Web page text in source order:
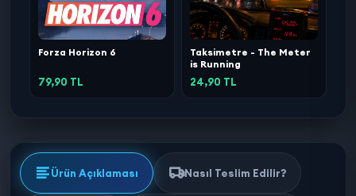
Forza Horizon 6
79,90 TL
Taksimetre - The Meter
is Running
24,90 TL
Ürün Açıklaması Nasıl Teslim Edilir?